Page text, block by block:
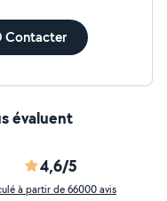
Contacter
évaluent
4,6/5
à partir de 66000 avis